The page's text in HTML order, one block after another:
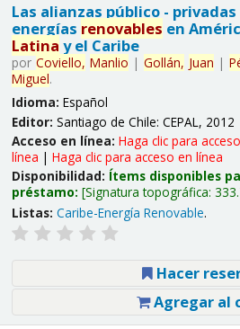
Las alianzas público - privadas
energías renovables en
Latina y el Caribe
por Coviello, Manlio | Gollán, Juan |
Miguel.
Idioma: Español
Editor: Santiago de Chile: CEPAL, 2012
Acceso en línea: Haga clic para
línea | Haga clic para acceso en línea
Disponibilidad: Ítems disponibles
préstamo: Signatura topográfica:
Listas: Caribe-Energía Renovable.
Hacer
Agregar al